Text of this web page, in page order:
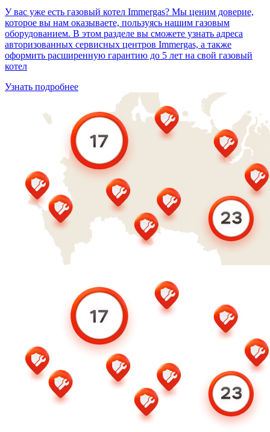
У вас уже есть газовый котел Immergas? Мы ценим доверие,
которое вы нам оказываете, пользуясь нашим газовым
оборудованием. В этом разделе вы сможете узнать адреса
авторизованных сервисных центров Immergas, а также
оформить расширенную гарантию до 5 лет на свой газовый
котел
Узнать подробнее